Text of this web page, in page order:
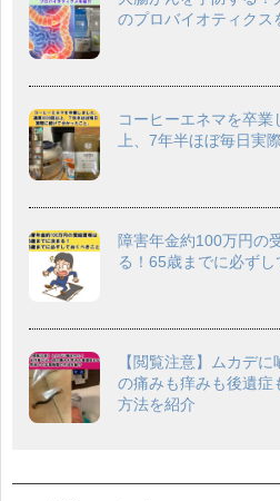
のプロバイオティクス
コーヒーエネマを卒
上、7年半ほぼ毎日実
障害年金約100万円の
る！65歳までに必ずし
【閲覧注意】ムカデ
の痛みも痒みも後遺症
方法を紹介